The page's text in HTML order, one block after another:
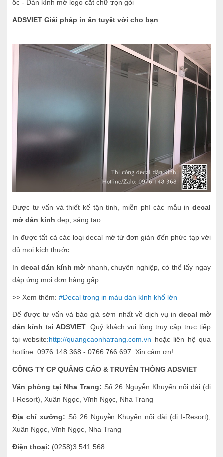
ốc - Dán kính mờ logo cắt chữ trọn gói
ADSVIET Giải pháp in ấn tuyệt vời cho bạn
Được tư vấn và thiết kế tận tình, miễn phí các mẫu in decal
mờ dán kính đẹp, sáng tạo.
In được tất cả các loại decal mờ từ đơn giản đến phức tạp với
đủ mọi kích thước
In decal dán kính mờ nhanh, chuyên nghiệp, có thể lấy ngay
đáp ứng mọi đơn hàng gấp.
>> Xem thêm: #Decal trong in màu dán kính khổ lớn
Để được tư vấn và báo giá sớm nhất về dịch vụ in decal mờ
dán kính tạiADSVIET . Quý khách vui lòng truy cập trực tiếp
tại website:http://quangcaonhatrang.com.vn hoặc liên hệ qua
hotline: 0976 148 368 - 0766 766 697. Xin cảm ơn!
CÔNG TY CP QUẢNG CÁO & TRUYỀN THÔNG ADSVIET
Văn phòng tại Nha Trang: Số 26 Nguyễn Khuyến nối dài (đi
I-Resort), Xuân Ngọc, Vĩnh Ngọc, Nha Trang
Địa chỉ xưởng: Số 26 Nguyễn Khuyến nối dài (đi I-Resort),
Xuân Ngọc, Vĩnh Ngọc, Nha Trang
Điện thoại: (0258)3 541 568